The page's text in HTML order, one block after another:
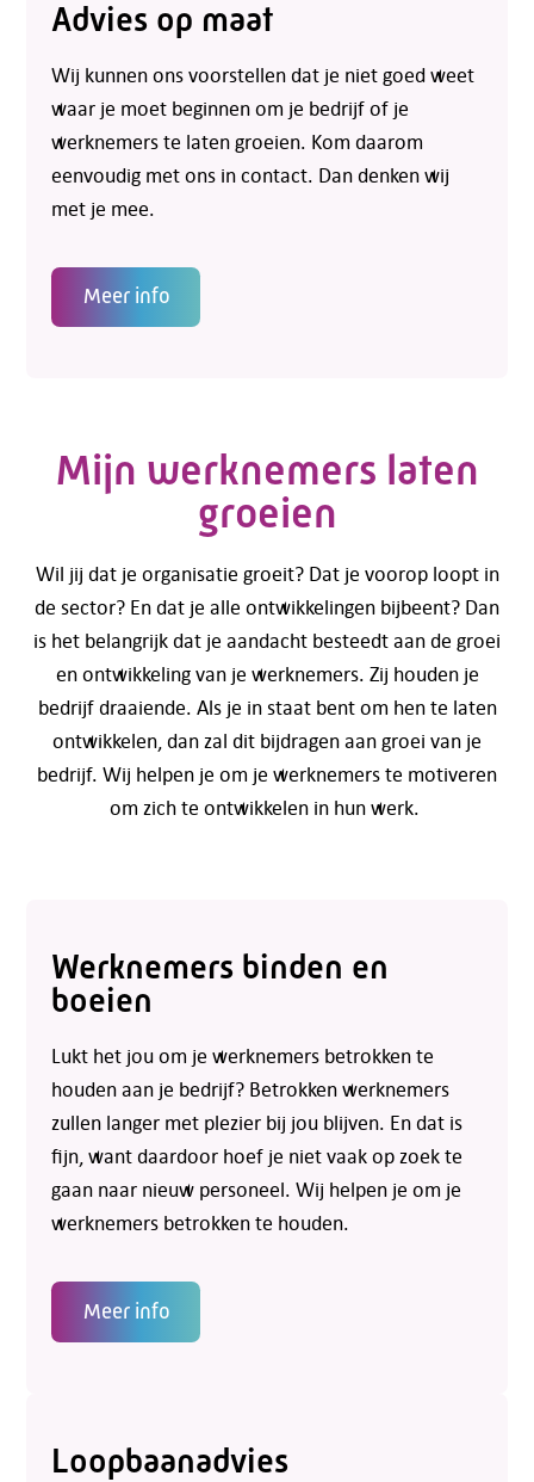
Advies op maat
Wij kunnen ons voorstellen dat je niet goed weet
waar je moet beginnen om je bedrijf of je
werknemers te laten groeien. Kom daarom
eenvoudig met ons in contact. Dan denken wij
met je mee.
Meer info
Mijn werknemers laten
groeien
Wil jij dat je organisatie groeit? Dat je voorop loopt in
de sector? En dat je alle ontwikkelingen bijbeent? Dan
is het belangrijk dat je aandacht besteedt aan de groei
en ontwikkeling van je werknemers. Zij houden je
bedrijf draaiende. Als je in staat bent om hen te laten
ontwikkelen, dan zal dit bijdragen aan groei van je
bedrijf. Wij helpen je om je werknemers te motiveren
om zich te ontwikkelen in hun werk.
Werknemers binden en
boeien
Lukt het jou om je werknemers betrokken te
houden aan je bedrijf? Betrokken werknemers
zullen langer met plezier bij jou blijven. En dat is
fijn, want daardoor hoef je niet vaak op zoek te
gaan naar nieuw personeel. Wij helpen je om je
werknemers betrokken te houden.
Meer info
Loopbaanadvies